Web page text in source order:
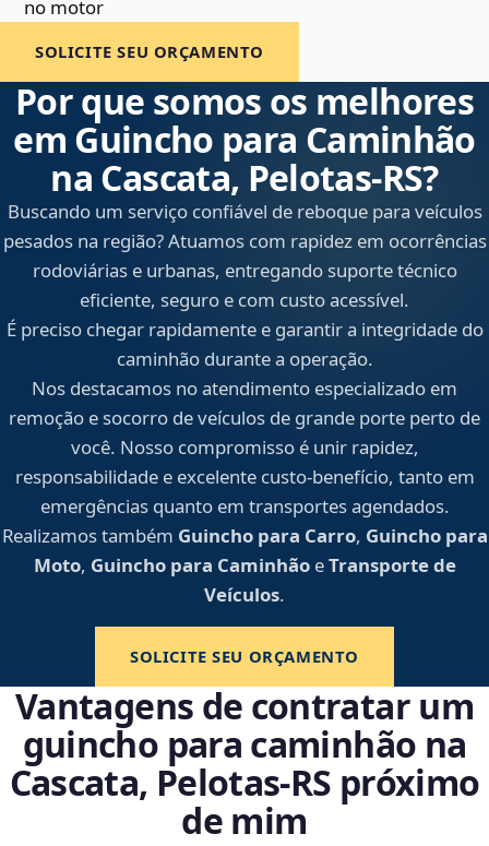
no motor
SOLICITE SEU ORÇAMENTO
Por que somos os melhores
em Guincho para Caminhão
na Cascata, Pelotas‑RS?
Buscando um serviço confiável de reboque para veículos
pesados na região? Atuamos com rapidez em ocorrências
rodoviárias e urbanas, entregando suporte técnico
eficiente, seguro e com custo acessível.
É preciso chegar rapidamente e garantir a integridade do
caminhão durante a operação.
Nos destacamos no atendimento especializado em
remoção e socorro de veículos de grande porte perto de
você. Nosso compromisso é unir rapidez,
responsabilidade e excelente custo-benefício, tanto em
emergências quanto em transportes agendados.
Realizamos também Guincho para Carro, Guincho para
Moto, Guincho para CaminhãoeTransporte de
Veículos.
SOLICITE SEU ORÇAMENTO
Vantagens de contratar um
guincho para caminhão na
Cascata, Pelotas‑RS próximo
de mim